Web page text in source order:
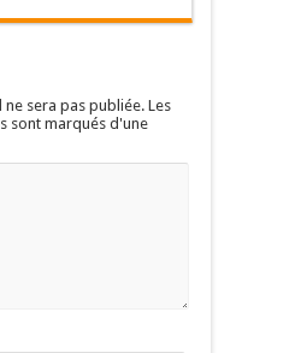
sera pas publiée. Les
sont marqués d'une